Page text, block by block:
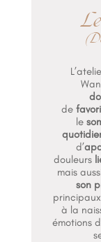
de
le
d’
douleurs
mais
son
à la
émotions